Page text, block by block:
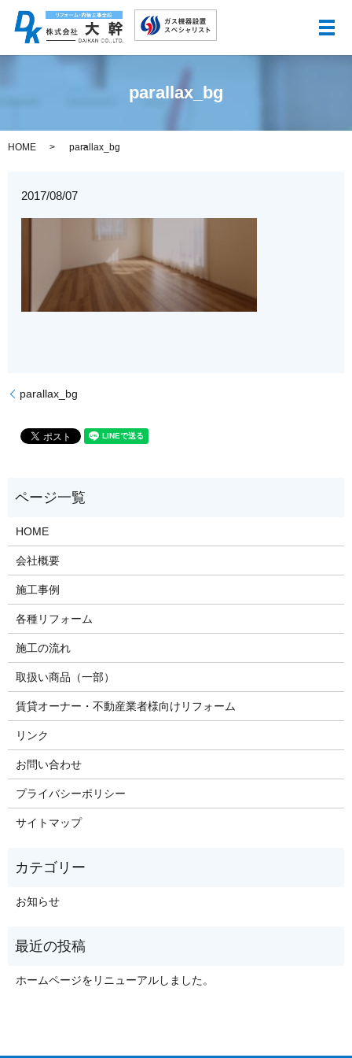
メ
parallax_bg
HOME parallax_bg
2017/08/07
parallax_bg
HOME
会社概要
施工事例
各種リフォーム
施工の流れ
取扱い商品（一部）
賃貸オーナー・不動産業者様向けリフォーム
リンク
お問い合わせ
プライバシーポリシー
サイトマップ
お知らせ
ホームページをリニューアルしました。